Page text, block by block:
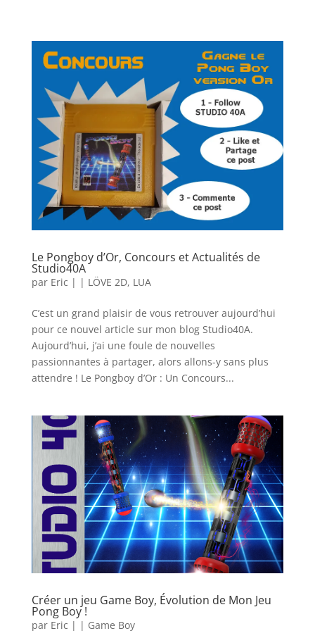
Le Pongboy d’Or, Concours et Actualités de
Studio40A
par Eric | | LÖVE 2D, LUA
C’est un grand plaisir de vous retrouver aujourd’hui
pour ce nouvel article sur mon blog Studio40A.
Aujourd’hui, j’ai une foule de nouvelles
passionnantes à partager, alors allons-y sans plus
attendre ! Le Pongboy d’Or : Un Concours...
Créer un jeu Game Boy, Évolution de Mon Jeu
Pong Boy !
par Eric | | Game Boy